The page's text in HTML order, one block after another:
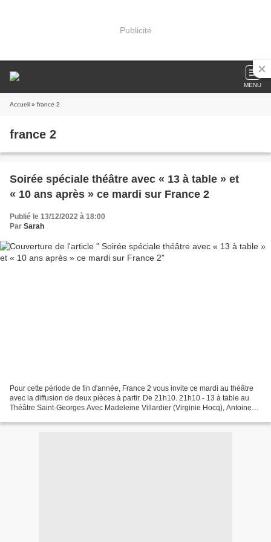
Publicité
MENU
Accueil » france 2
france 2
Soirée spéciale théâtre avec « 13 à table » et
« 10 ans après » ce mardi sur France 2
Publié le 13/12/2022 à 18:00
Par Sarah
Pour cette période de fin d'année, France 2 vous invite ce mardi au théâtre
avec la diffusion de deux pièces à partir. De 21h10. 21h10 - 13 à table au
Théâtre Saint-Georges Avec Madeleine Villardier (Virginie Hocq), Antoine